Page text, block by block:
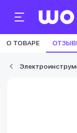
О ТОВАРЕ